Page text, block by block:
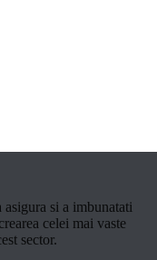
asigura si a imbunatati
celei mai vaste
sector.